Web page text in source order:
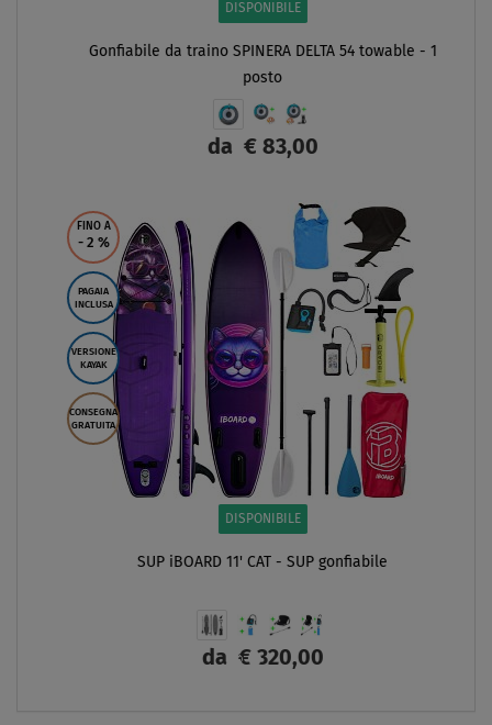
DISPONIBILE
Gonfiabile da traino SPINERA DELTA 54 towable - 1
posto
da€ 83,00
FINO A
- 2 %
PAGAIA
INCLUSA
VERSIONE
KAYAK
CONSEGNA
GRATUITA
DISPONIBILE
SUP iBOARD 11' CAT - SUP gonfiabile
da€ 320,00